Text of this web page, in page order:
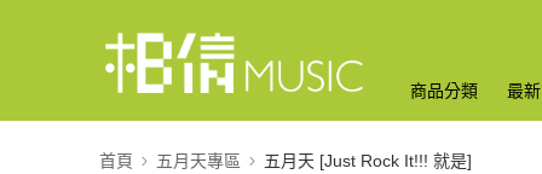
商品分類 最
首頁 五月天專區 五月天 [Just Rock It!!! 就是]